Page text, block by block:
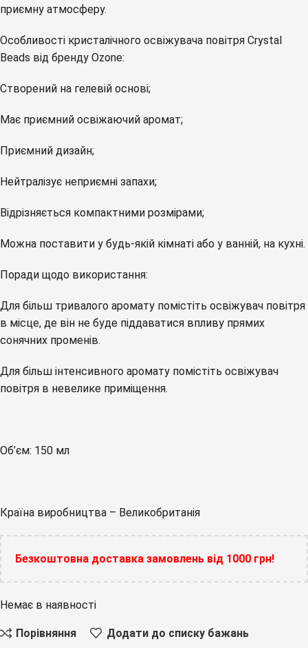
приємну атмосферу.
Особливості кристалічного освіжувача повітря Crystal
Beads від бренду Ozone:
Створений на гелевій основі;
Має приємний освіжаючий аромат;
Приємний дизайн;
Нейтралізує неприємні запахи;
Відрізняється компактними розмірами;
Можна поставити у будь-якій кімнаті або у ванній, на кухні.
Поради щодо використання:
Для більш тривалого аромату помістіть освіжувач повітря
в місце, де він не буде піддаватися впливу прямих
сонячних променів.
Для більш інтенсивного аромату помістіть освіжувач
повітря в невелике приміщення.
Об’єм: 150 мл
Країна виробництва – Великобританія
Безкоштовна доставка замовлень від 1000 грн!
Немає в наявності
Порівняння Додати до списку бажань